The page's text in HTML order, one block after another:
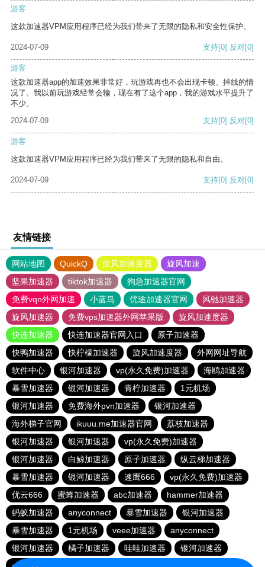
游客
这款加速器VPM应用程序已经为我们带来了无限的隐私和安全性保护。
2024-07-09 支持[0] 反对[0]
游客
这款加速器app的加速效果非常好，玩游戏再也不会出现卡顿、掉线的情
况了。我以前玩游戏经常会输，现在有了这个app，我的游戏水平提升了
不少。
2024-07-09
支持[0] 反对[0]
游客
这款加速器VPM应用程序已经为我们带来了无限的隐私和自由。
2024-07-09 支持[0] 反对[0]
友情链接
网站地图 QuickQ 旋风加速度器
旋风加速
坚果加速器
tiktok加速器
狗急加速器官网
免费vqn外网加速
小蓝鸟 优途加速器官网
风驰加速器
旋风加速器
免费vps加速器外网苹果版
旋风加速度器
快连加速器
快连加速器官网入口
原子加速器
快鸭加速器
快柠檬加速器 旋风加速度器
外网网址导航
软件中心
银河加速器 vp(永久免费)加速器
海鸥加速器
暴雪加速器
银河加速器 青柠加速器
1元机场
银河加速器
免费海外pvn加速器
银河加速器
海外梯子官网
ikuuu.me加速器官网
荔枝加速器
银河加速器
银河加速器
vp(永久免费)加速器
银河加速器
白鲸加速器 原子加速器
纵云梯加速器
暴雪加速器
银河加速器 速鹰666
vp(永久免费)加速器
优云666
蜜蜂加速器 abc加速器
hammer加速器
蚂蚁加速器
anyconnect 暴雪加速器
银河加速器
暴雪加速器
1元机场 veee加速器
anyconnect
银河加速器
橘子加速器 哇哇加速器
银河加速器